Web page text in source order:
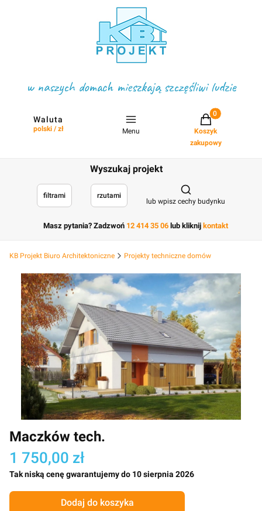
w naszych domach mieszkają szczęśliwi ludzie
Waluta
polski / zł Menu
Projekty w
Koszyk
zakupowy
Wyszukaj projekt
filtrami rzutami
Otwórz
lub wpisz cechy budynku
Masz pytania? Zadzwoń 12 414 35 06 lub kliknij kontakt
KB Projekt Biuro Architektoniczne Projekty techniczne domów
Maczków tech.
1 750,00 zł
Tak niską cenę gwarantujemy do 10 sierpnia 2026
Dodaj do koszyka